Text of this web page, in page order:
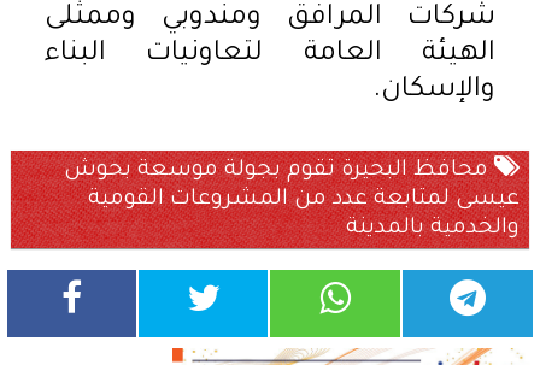
شركات المرافق ومندوبي وممثلى
الهيئة العامة لتعاونيات البناء
والإسكان.
محافظ البحيرة تقوم بجولة موسعة بحوش
عيسى لمتابعة عدد من المشروعات القومية
والخدمية بالمدينة